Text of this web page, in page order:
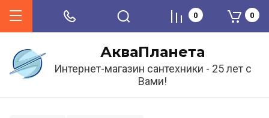
АкваПланета
Интернет-магазин сантехники - 25 лет с
Вами!
0 0